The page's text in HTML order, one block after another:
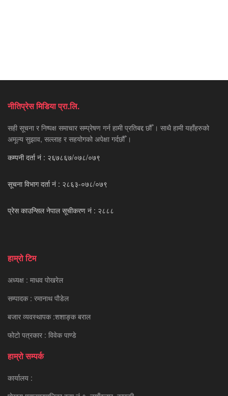
नीतिप्रेस मिडिया प्रा.लि.
सही सूचना र निष्पक्ष समाचार सम्प्रेषण गर्न हामी प्रतिबद्द छौँ । साथै हामी यहाँहरुको
अमूल्य सुझाव, सल्लाह र सहयोगको अपेक्षा गर्दछौँ ।
कम्पनी दर्ता नं : २६७८६७/०७८/०७९
सूचना विभाग दर्ता नं : २८६३-०७८/०७९
प्रेस काउन्सिल नेपाल सूचीकरण नं : २८८८
हाम्रो टिम
अध्यक्ष : माधव पाेखरेल
सम्पादक : रमानाथ पाैडेल
बजार व्यवस्थापक :शशाङ्क बराल
फोटो पत्रकार : विवेक पाण्डे
हाम्रो सम्पर्क
कार्यालय :